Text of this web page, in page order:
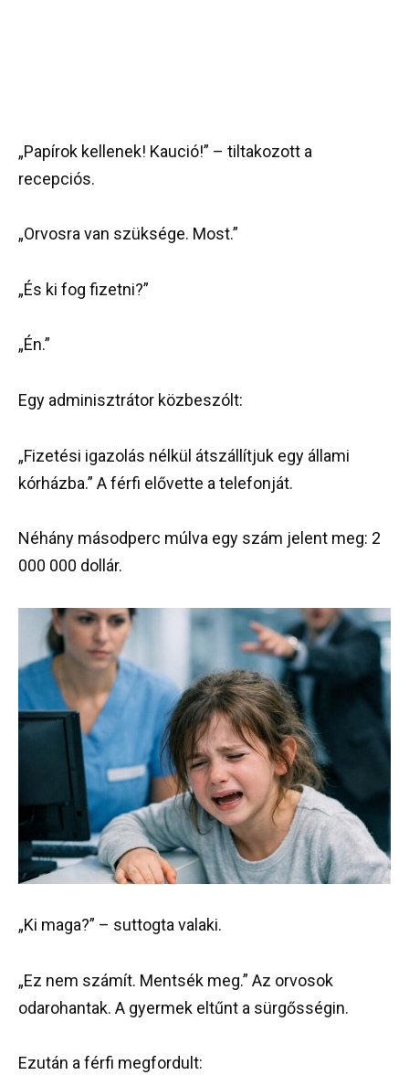
„Papírok kellenek! Kaució!” – tiltakozott a
recepciós.
„Orvosra van szüksége. Most.”
„És ki fog fizetni?”
„Én.”
Egy adminisztrátor közbeszólt:
„Fizetési igazolás nélkül átszállítjuk egy állami
kórházba.” A férfi elővette a telefonját.
Néhány másodperc múlva egy szám jelent meg: 2
000 000 dollár.
„Ki maga?” – suttogta valaki.
„Ez nem számít. Mentsék meg.” Az orvosok
odarohantak. A gyermek eltűnt a sürgősségin.
Ezután a férfi megfordult: